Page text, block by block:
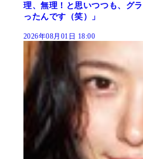
理、無理！と思いつつも、グ
ったんです（笑）」
2026年08月01日 18:00